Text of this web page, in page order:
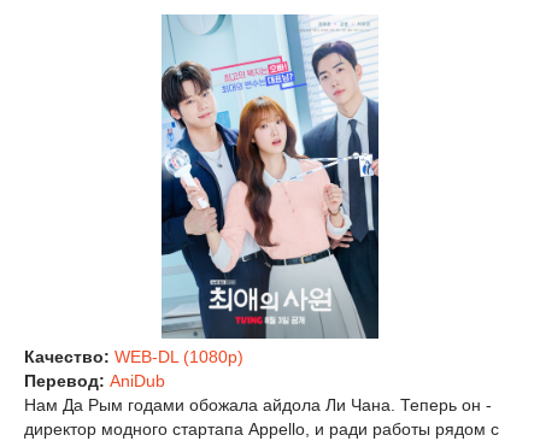
Качество: WEB-DL (1080p)
Перевод: AniDub
Нам Да Рым годами обожала айдола Ли Чана. Теперь он -
директор модного стартапа Appello, и ради работы рядом с